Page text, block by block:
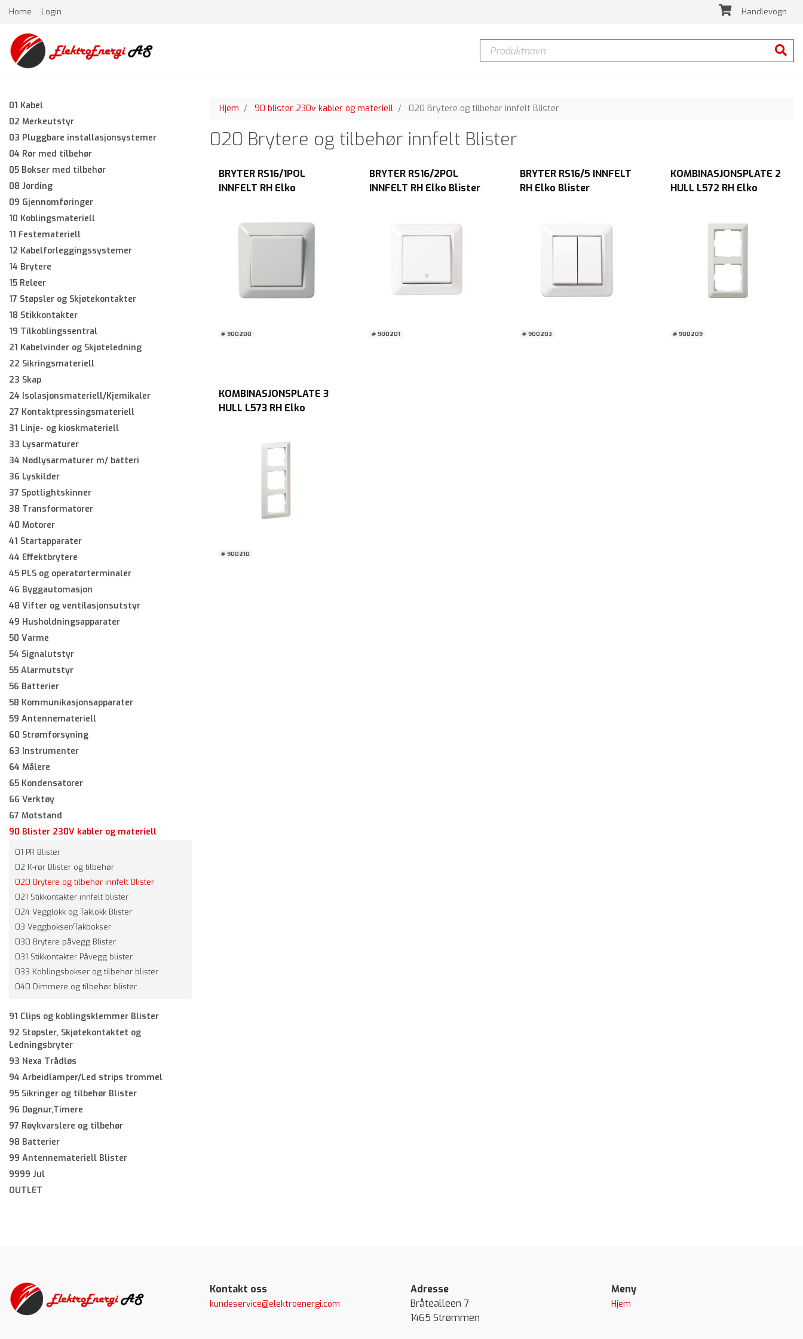
Home Login Handlevogn
Produktnavn
01 Kabel
02 Merkeutstyr
03 Pluggbare installasjonsystemer
04 Rør med tilbehør
05 Bokser med tilbehør
08 Jording
09 Gjennomføringer
10 Koblingsmateriell
11 Festemateriell
12 Kabelforleggingssystemer
14 Brytere
15 Releer
17 Støpsler og Skjøtekontakter
18 Stikkontakter
19 Tilkoblingssentral
21 Kabelvinder og Skjøteledning
22 Sikringsmateriell
23 Skap
24 Isolasjonsmateriell/Kjemikaler
27 Kontaktpressingsmateriell
31 Linje- og kioskmateriell
33 Lysarmaturer
34 Nødlysarmaturer m/ batteri
36 Lyskilder
37 Spotlightskinner
38 Transformatorer
40 Motorer
41 Startapparater
44 Effektbrytere
45 PLS og operatørterminaler
46 Byggautomasjon
48 Vifter og ventilasjonsutstyr
49 Husholdningsapparater
50 Varme
54 Signalutstyr
55 Alarmutstyr
56 Batterier
58 Kommunikasjonsapparater
59 Antennemateriell
60 Strømforsyning
63 Instrumenter
64 Målere
65 Kondensatorer
66 Verktøy
67 Motstand
90 Blister 230V kabler og materiell
01 PR Blister
02 K-rør Blister og tilbehør
020 Brytere og tilbehør innfelt Blister
021 Stikkontakter innfelt blister
024 Vegglokk og Taklokk Blister
03 Veggbokser/Takbokser
030 Brytere påvegg Blister
031 Stikkontakter Påvegg blister
033 Koblingsbokser og tilbehør blister
040 Dimmere og tilbehør blister
91 Clips og koblingsklemmer Blister
92 Støpsler, Skjøtekontaktet og
Ledningsbryter
93 Nexa Trådløs
94 Arbeidlamper/Led strips trommel
95 Sikringer og tilbehør Blister
96 Døgnur,Timere
97 Røykvarslere og tilbehør
98 Batterier
99 Antennemateriell Blister
9999 Jul
OUTLET
Hjem 90 blister 230v kabler og materiell 020 Brytere og tilbehør innfelt Blister
020 Brytere og tilbehør innfelt Blister
BRYTER RS16/1POL
INNFELT RH Elko
# 900200
BRYTER RS16/2POL
INNFELT RH Elko Blister
# 900201
BRYTER RS16/5 INNFELT
RH Elko Blister
# 900203
KOMBINASJONSPLATE 2
HULL L572 RH Elko
# 900209
KOMBINASJONSPLATE 3
HULL L573 RH Elko
# 900210
Kontakt oss
kundeservice@elektroenergi.com
Adresse
Bråtealleen 7
1465 Strømmen
Meny
Hjem